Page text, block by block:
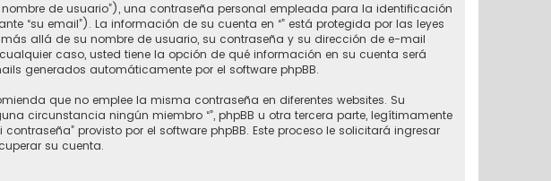
de usuario”), una contraseña personal empleada para la identificación
“su email”). La información de su cuenta en “” está protegida por las leyes
allá de su nombre de usuario, su contraseña y su dirección de e-mail
caso, usted tiene la opción de qué información en su cuenta será
generados automáticamente por el software phpBB.
que no emplee la misma contraseña en diferentes websites. Su
circunstancia ningún miembro “”, phpBB u otra tercera parte, legítimamente
provisto por el software phpBB. Este proceso le solicitará ingresar
su cuenta.